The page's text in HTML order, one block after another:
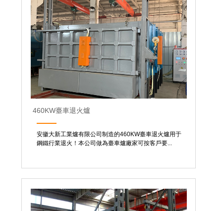
460KW臺車退火爐
安徽大新工業爐有限公司制造的460KW臺車退火爐用于
鋼鐵行業退火！本公司做為臺車爐廠家可按客戶要...